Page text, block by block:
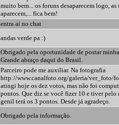
muito bem... os foruns desaparecem logo, as
aparecem,... fica bem!
entra aí no chat
andas verde pa :)
Obrigado pela oportunidade de postar
Grande abraço daqui do Brasil.
Parceiro pode me auxiliar. Na fotografia
http://www.canalfoto.org/galeria/ver_foto/
atingi hoje os dez votos, mas não foi
pontos. Que diz se você fizer 10 e tiver pelo
genil terá os 3 pontos. Desde já agradeço.
Obrigado pela informação.